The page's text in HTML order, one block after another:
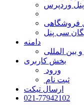
وردپرس
فروشگاهی
سی پنل
دامنه
بین المللی
بخش کاربری
ورود
ثبت نام
ارسال تیکت
021-77942102